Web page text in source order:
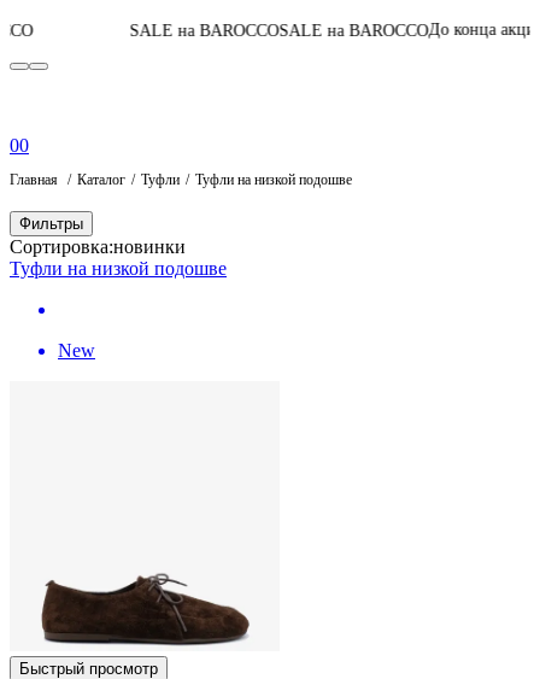
SALE на BAROCCO SALE на BAROCCO До конца акции06:16:04:07
00
Главная Каталог Туфли Туфли на низкой подошве
Фильтры
Сортировка:новинки
Туфли на низкой подошве
New
Быстрый просмотр